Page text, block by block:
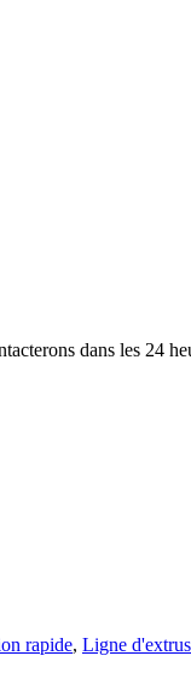
dans les 24
rapide, Ligne